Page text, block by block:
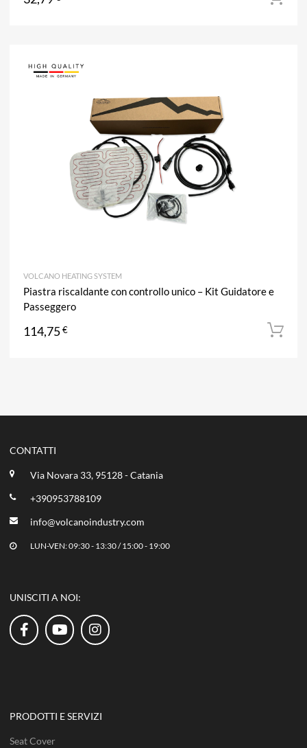
VOLCANO HEATING SYSTEM
Piastra riscaldante con controllo unico – Kit Guidatore e
Passeggero
114,75€
CONTATTI
Via Novara 33, 95128 - Catania
+390953788109
info@volcanoindustry.com
LUN-VEN: 09:30 - 13:30 / 15:00 - 19:00
UNISCITI A NOI:
PRODOTTI E SERVIZI
Seat Cover